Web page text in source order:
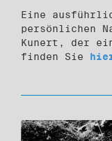
Eine
persönlichen
Kunert, der
finden Sie